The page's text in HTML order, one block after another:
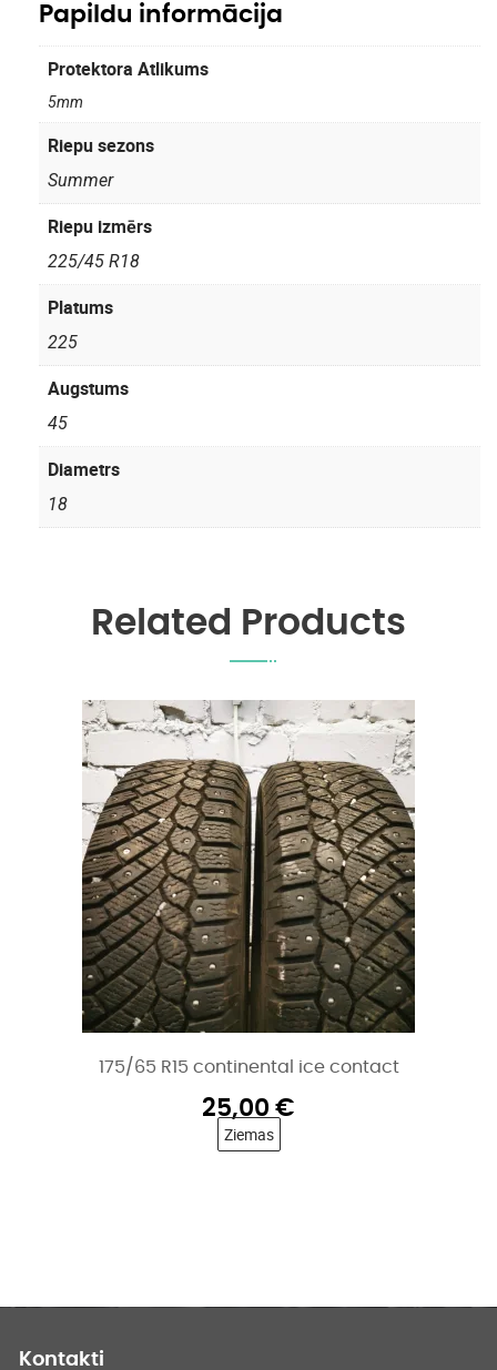
Papildu informācija
Protektora Atlikums
5mm
Riepu sezons
Summer
Riepu izmērs
225/45 R18
Platums
225
Augstums
45
Diametrs
18
Related Products
175/65 R15 continental ice contact
25,00 €
Ziemas
Kontakti